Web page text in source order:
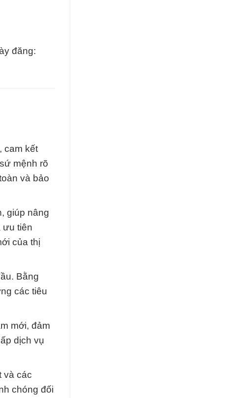
đăng:
cam kết
mệnh rõ
và bảo
giúp nâng
ưu tiên
của thị
Bằng
các tiêu
mới, đảm
dịch vụ
và các
chóng đối